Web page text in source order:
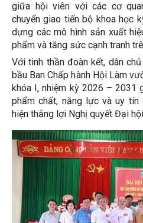
giữa hội viên với các cơ
chuyển giao tiến bộ khoa học
dựng các mô hình sản xuất
phẩm và tăng sức cạnh tranh
Với tinh thần đoàn kết, dân
bầu Ban Chấp hành Hội Làm
khóa I, nhiệm kỳ 2026 – 2031
phẩm chất, năng lực và uy
hiện thắng lợi Nghị quyết Đại
UBND xã Thọ Bình tham dự Hội
tuyển chọn, gọi công dân nhập ngũ
Trung tâm Cung ứng dịch vụ công
Xã Thọ Bình tổ chức Lễ ra mắt
giúp đỡ người chấp hành xong án
SÔI NỔI LỄ KHAI MẠC GIẢI BÓNG
THỨ NHẤT HÈ NĂM 2026
DÂN CÓ ĐẤT THU HỒI THỰC HIỆN
Đoàn giám sát số 174 của Ủy
hiện dân chủ ở cơ sở gắn với trách
XÃ THỌ BÌNH TĂNG CƯỜNG
PHẨM VÌ SỨC KHỎE CỘNG ĐỒNG
Ban Chỉ huy Quân sự xã Thọ